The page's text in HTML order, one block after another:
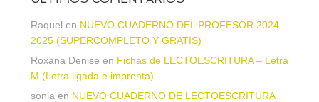
Raquel en NUEVO CUADERNO DEL PROFESOR 2024 –
2025 (SUPERCOMPLETO Y GRATIS)
Roxana Denise en Fichas de LECTOESCRITURA – Letra
M (Letra ligada e imprenta)
sonia en NUEVO CUADERNO DE LECTOESCRITURA